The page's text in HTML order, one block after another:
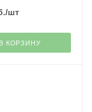
/шт
В КОРЗИНУ